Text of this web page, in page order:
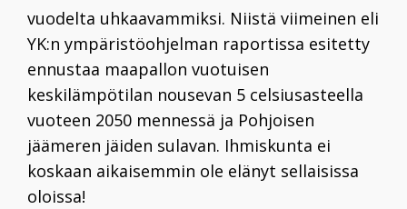
vuodelta uhkaavammiksi. Niistä viimeinen eli
YK:n ympäristöohjelman raportissa esitetty
ennustaa maapallon vuotuisen
keskilämpötilan nousevan 5 celsiusasteella
vuoteen 2050 mennessä ja Pohjoisen
jäämeren jäiden sulavan. Ihmiskunta ei
koskaan aikaisemmin ole elänyt sellaisissa
oloissa!